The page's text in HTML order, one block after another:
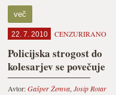
več
22. 7. 2010 CENZURIRANO
Policijska strogost do
kolesarjev se povečuje
Avtor:Gašper Žemva, Josip Rotar